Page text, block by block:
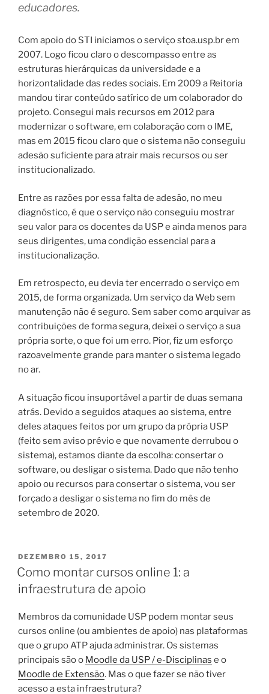
educadores.
Com apoio do STI iniciamos o serviço stoa.usp.br em
2007. Logo ficou claro o descompasso entre as
estruturas hierárquicas da universidade e a
horizontalidade das redes sociais. Em 2009 a Reitoria
mandou tirar conteúdo satírico de um colaborador do
projeto. Consegui mais recursos em 2012 para
modernizar o software, em colaboração com o IME,
mas em 2015 ficou claro que o sistema não conseguiu
adesão suficiente para atrair mais recursos ou ser
institucionalizado.
Entre as razões por essa falta de adesão, no meu
diagnóstico, é que o serviço não conseguiu mostrar
seu valor para os docentes da USP e ainda menos para
seus dirigentes, uma condição essencial para a
institucionalização.
Em retrospecto, eu devia ter encerrado o serviço em
2015, de forma organizada. Um serviço da Web sem
manutenção não é seguro. Sem saber como arquivar as
contribuições de forma segura, deixei o serviço a sua
própria sorte, o que foi um erro. Pior, fiz um esforço
razoavelmente grande para manter o sistema legado
no ar.
A situação ficou insuportável a partir de duas semana
atrás. Devido a seguidos ataques ao sistema, entre
deles ataques feitos por um grupo da própria USP
(feito sem aviso prévio e que novamente derrubou o
sistema), estamos diante da escolha: consertar o
software, ou desligar o sistema. Dado que não tenho
apoio ou recursos para consertar o sistema, vou ser
forçado a desligar o sistema no fim do mês de
setembro de 2020.
PUBLICADO
EM
DEZEMBRO 15, 2017
Como montar cursos online 1: a
infraestrutura de apoio
Membros da comunidade USP podem montar seus
cursos online (ou ambientes de apoio) nas plataformas
que o grupo ATP ajuda administrar. Os sistemas
principais são o Moodle da USP / e-Disciplinas e o
Moodle de Extensão. Mas o que fazer se não tiver
acesso a esta infraestrutura?